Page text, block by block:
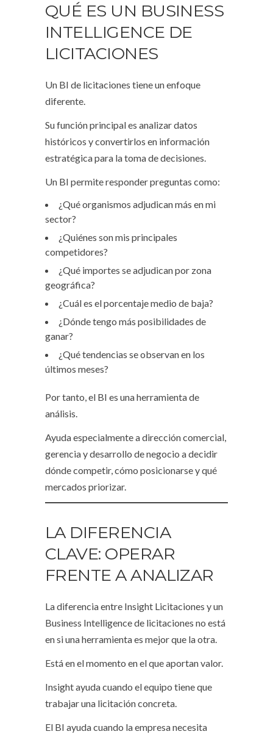
QUÉ ES UN BUSINESS
INTELLIGENCE DE
LICITACIONES
Un BI de licitaciones tiene un enfoque
diferente.
Su función principal es analizar datos
históricos y convertirlos en información
estratégica para la toma de decisiones.
Un BI permite responder preguntas como:
¿Qué organismos adjudican más en mi
sector?
¿Quiénes son mis principales
competidores?
¿Qué importes se adjudican por zona
geográfica?
¿Cuál es el porcentaje medio de baja?
¿Dónde tengo más posibilidades de
ganar?
¿Qué tendencias se observan en los
últimos meses?
Por tanto, el BI es una herramienta de
análisis.
Ayuda especialmente a dirección comercial,
gerencia y desarrollo de negocio a decidir
dónde competir, cómo posicionarse y qué
mercados priorizar.
LA DIFERENCIA
CLAVE: OPERAR
FRENTE A ANALIZAR
La diferencia entre Insight Licitaciones y un
Business Intelligence de licitaciones no está
en si una herramienta es mejor que la otra.
Está en el momento en el que aportan valor.
Insight ayuda cuando el equipo tiene que
trabajar una licitación concreta.
El BI ayuda cuando la empresa necesita